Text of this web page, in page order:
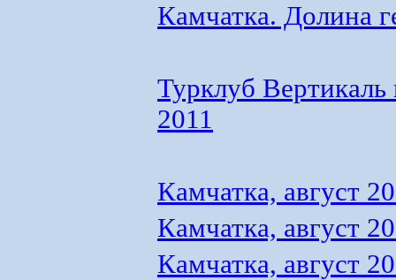
Камчатка. Долина
Турклуб
2011
Камчатка, август
Камчатка, август
Камчатка, август